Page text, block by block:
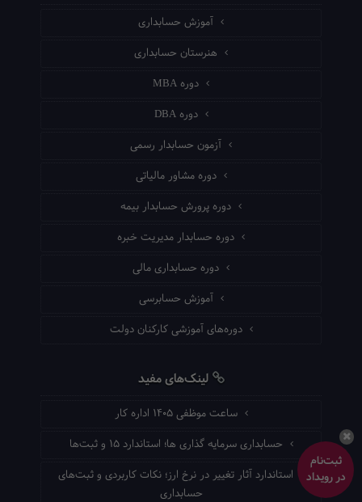
ثبت‌نام
در رویداد
آموزش حسابداری
هنرستان حسابداری
دوره MBA
دوره DBA
آزمون حسابدار رسمی
دوره مشاور مالیاتی
دوره پرورش حسابدار بیمه
دوره حسابدار مدیریت خبره
دوره حسابداری مالی
آموزش حسابرسی
دوره‌های آموزشی کارکنان دولت
لینک‌های مفید
ساعت موظفی ۱۴۰۵ اداره کار
حسابداری سرمایه گذاری ها؛ استاندارد ۱۵ و ثبت‌ها
استاندارد آثار تغییر در نرخ ارز؛ نکات کاربردی و ثبت‌های
حسابداری